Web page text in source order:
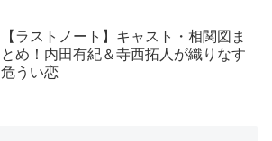
【ラストノート】キャスト・相関図ま
とめ！内田有紀＆寺西拓人が織りなす
危うい恋